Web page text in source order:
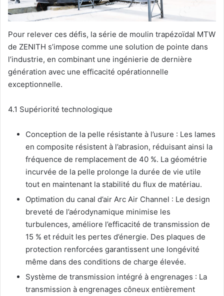
Pour relever ces défis, la série de moulin trapézoïdal MTW
de ZENITH s’impose comme une solution de pointe dans
l’industrie, en combinant une ingénierie de dernière
génération avec une efficacité opérationnelle
exceptionnelle.
4.1 Supériorité technologique
Conception de la pelle résistante à l’usure : Les lames
en composite résistent à l’abrasion, réduisant ainsi la
fréquence de remplacement de 40 %. La géométrie
incurvée de la pelle prolonge la durée de vie utile
tout en maintenant la stabilité du flux de matériau.
Optimation du canal d’air Arc Air Channel : Le design
breveté de l’aérodynamique minimise les
turbulences, améliore l’efficacité de transmission de
15 % et réduit les pertes d’énergie. Des plaques de
protection renforcées garantissent une longévité
même dans des conditions de charge élevée.
Système de transmission intégré à engrenages : La
transmission à engrenages côneux entièrement